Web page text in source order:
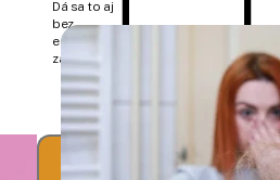
Dá sa to aj
bez
estetických
zásahov